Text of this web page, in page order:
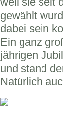
gewählt
dabei sein
Ein ganz
jährigen
und stand
Natürlich